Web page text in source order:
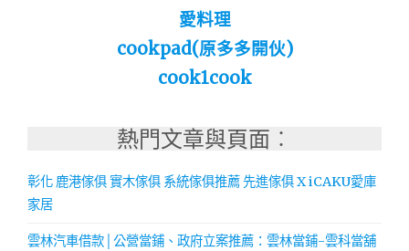
愛料理
cookpad(原多多開伙)
cook1cook
熱門文章與頁面︰
彰化 鹿港傢俱 實木傢俱 系統傢俱推薦 先進傢俱 X iCAKU愛庫
家居
雲林汽車借款│公營當鋪、政府立案推薦：雲林當鋪-雲科當舖